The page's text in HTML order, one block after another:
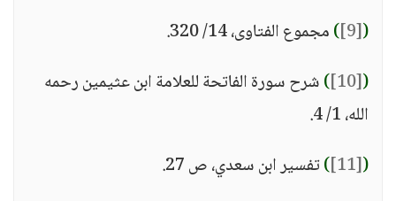
(
[9]
)مجموع الفتاوى، 14/ 320.
(
[10]
)شرح سورة الفاتحة للعلامة ابن عثيمين رحمه
الله، 1/ 4.
(
[11]
)تفسير ابن سعدي، ص 27.